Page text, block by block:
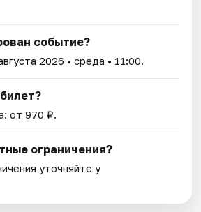
событие?
2026 • среда • 11:00.
от 970 ₽.
ограничения?
уточняйте у